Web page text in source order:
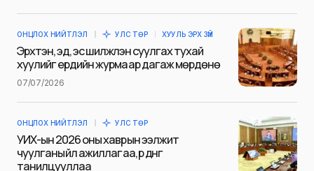
Сэтгэгдэл*
ОНЦЛОХ НИЙТЛЭЛ УЛС ТӨР ХУУЛЬ ЭРХ ЗҮЙ
Эрхтэн, эд, эс шилжүүлэн суулгах тухай
хуулийг ердийн журмаар дагаж мөрдөнө
07/07/2026
ОНЦЛОХ НИЙТЛЭЛ УЛС ТӨР
УИХ-ын 2026 оны хаврын ээлжит
чуулганы үйл ажиллагаа, үр дүнг
танилцууллаа